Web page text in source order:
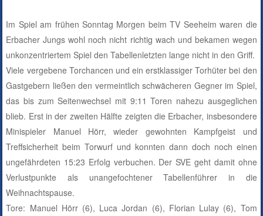
Im Spiel am frühen Sonntag Morgen beim TV Seeheim waren die
Erbacher Jungs wohl noch nicht richtig wach und bekamen wegen
unkonzentriertem Spiel den Tabellenletzten lange nicht in den Griff.
Viele vergebene Torchancen und ein erstklassiger Torhüter bei den
Gastgebern ließen den vermeintlich schwächeren Gegner im Spiel,
das bis zum Seitenwechsel mit 9:11 Toren nahezu ausgeglichen
blieb. Erst in der zweiten Hälfte zeigten die Erbacher, insbesondere
Minispieler Manuel Hörr, wieder gewohnten Kampfgeist und
Treffsicherheit beim Torwurf und konnten dann doch noch einen
ungefährdeten 15:23 Erfolg verbuchen. Der SVE geht damit ohne
Verlustpunkte als unangefochtener Tabellenführer in die
Weihnachtspause.
Tore: Manuel Hörr (6), Luca Jordan (6), Florian Lulay (6), Tom